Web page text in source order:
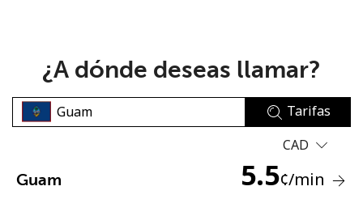
¿A dónde deseas llamar?
Tarifas
CAD
Guam 5.5¢/min